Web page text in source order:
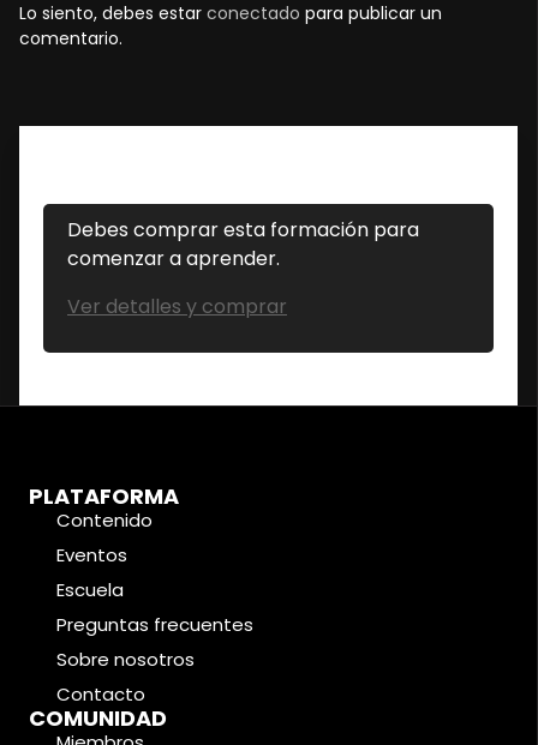
Lo siento, debes estar conectado para publicar un
comentario.
Debes comprar esta formación para
comenzar a aprender.
Ver detalles y comprar
PLATAFORMA
Contenido
Eventos
Escuela
Preguntas frecuentes
Sobre nosotros
Contacto
COMUNIDAD